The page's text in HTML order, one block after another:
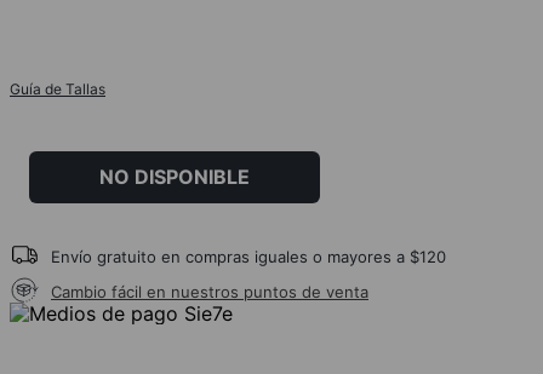
Guía de Tallas
NO DISPONIBLE
Envío gratuito en compras iguales o mayores a $120
Cambio fácil en nuestros puntos de venta